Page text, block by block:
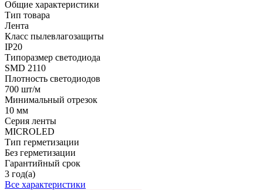
Общие характеристики
Тип товара
Лента
Класс пылевлагозащиты
IP20
Типоразмер светодиода
SMD 2110
Плотность светодиодов
700 шт/м
Минимальный отрезок
10 мм
Серия ленты
MICROLED
Тип герметизации
Без герметизации
Гарантийный срок
3 год(а)
Все характеристики